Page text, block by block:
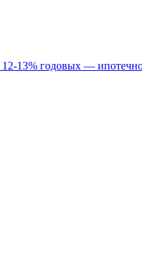
13% годовых —